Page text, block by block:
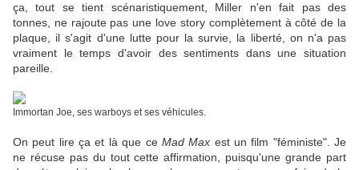
ça, tout se tient scénaristiquement, Miller n'en fait pas des
tonnes, ne rajoute pas une love story complètement à côté de la
plaque, il s'agit d'une lutte pour la survie, la liberté, on n'a pas
vraiment le temps d'avoir des sentiments dans une situation
pareille.
Immortan Joe, ses warboys et ses véhicules.
On peut lire ça et là que ce Mad Max est un film "féministe". Je
ne récuse pas du tout cette affirmation, puisqu'une grande part